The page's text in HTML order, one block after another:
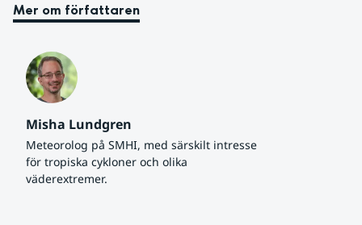
Mer om författaren
Misha Lundgren
Meteorolog på SMHI, med särskilt intresse
för tropiska cykloner och olika
väderextremer.